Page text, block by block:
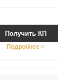
Получить КП
Подробнее >